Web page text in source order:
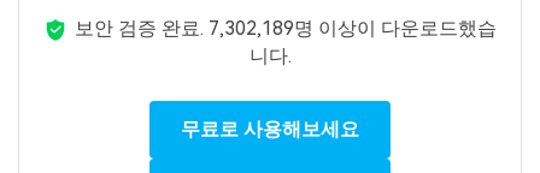
보안 검증 완료. 7,302,189명 이상이 다운로드했습
니다.
무료로 사용해보세요